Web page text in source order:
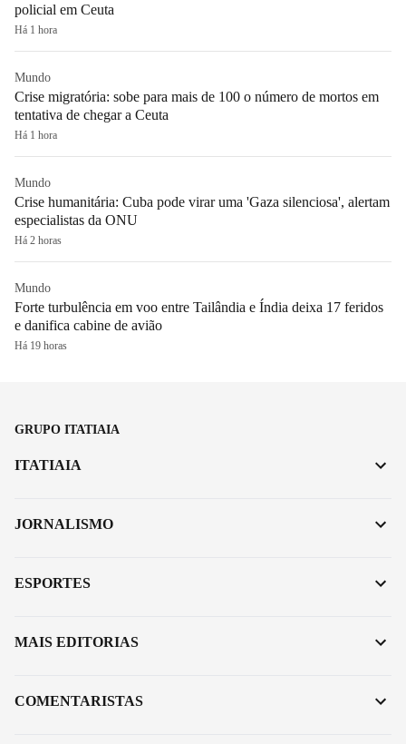
policial em Ceuta
Há 1 hora
Mundo
Crise migratória: sobe para mais de 100 o número de mortos em
tentativa de chegar a Ceuta
Há 1 hora
Mundo
Crise humanitária: Cuba pode virar uma 'Gaza silenciosa', alertam
especialistas da ONU
Há 2 horas
Mundo
Forte turbulência em voo entre Tailândia e Índia deixa 17 feridos
e danifica cabine de avião
Há 19 horas
GRUPO ITATIAIA
ITATIAIA
JORNALISMO
ESPORTES
MAIS EDITORIAS
COMENTARISTAS